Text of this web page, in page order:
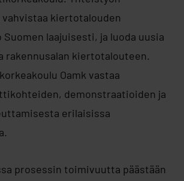
kiertotalouden
Suomen laajuisesti, ja luoda uusia
rakennusalan kiertotalouteen.
Oamk vastaa
demonstraatioiden ja
erilaisissa
prosessin toimivuutta päästään